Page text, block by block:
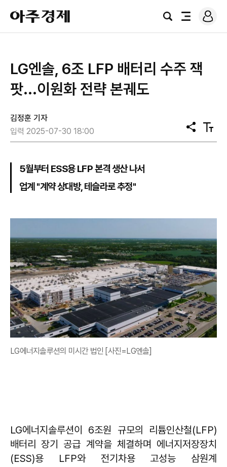
아
주
경
검
전
로
그
LG엔솔, 6조 LFP 배터리 수주 잭
팟...이원화 전략 본궤도
김정훈 기자
입력 2025-07-30 18:00
공
유
텍
스
5월부터 ESS용 LFP 본격 생산 나서
업계 "계약 상대방, 테슬라로 추정"
LG에너지솔루션의 미시간 법인 [사진=LG엔솔]
LG에너지솔루션이 6조원 규모의 리튬인산철(LFP)
배터리 장기 공급 계약을 체결하며 에너지저장장치
(ESS)용 LFP와 전기차용 고성능 삼원계